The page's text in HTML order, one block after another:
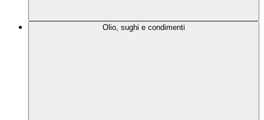
Olio, sughi e condimenti